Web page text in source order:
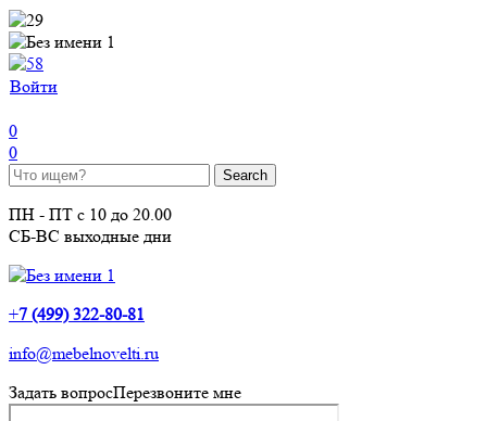
Войти
0
0
ПН - ПТ с 10 до 20.00
СБ-ВС выходные дни
+7 (499) 322-80-81
info@mebelnovelti.ru
Задать вопросПерезвоните мне